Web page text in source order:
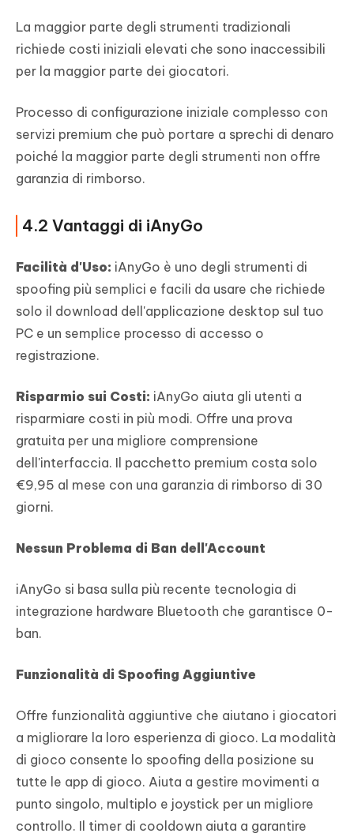
La maggior parte degli strumenti tradizionali
richiede costi iniziali elevati che sono inaccessibili
per la maggior parte dei giocatori.
Processo di configurazione iniziale complesso con
servizi premium che può portare a sprechi di denaro
poiché la maggior parte degli strumenti non offre
garanzia di rimborso.
4.2 Vantaggi di iAnyGo
Facilità d'Uso: iAnyGo è uno degli strumenti di
spoofing più semplici e facili da usare che richiede
solo il download dell'applicazione desktop sul tuo
PC e un semplice processo di accesso o
registrazione.
Risparmio sui Costi: iAnyGo aiuta gli utenti a
risparmiare costi in più modi. Offre una prova
gratuita per una migliore comprensione
dell'interfaccia. Il pacchetto premium costa solo
€9,95 al mese con una garanzia di rimborso di 30
giorni.
Nessun Problema di Ban dell'Account
iAnyGo si basa sulla più recente tecnologia di
integrazione hardware Bluetooth che garantisce 0-
ban.
Funzionalità di Spoofing Aggiuntive
Offre funzionalità aggiuntive che aiutano i giocatori
a migliorare la loro esperienza di gioco. La modalità
di gioco consente lo spoofing della posizione su
tutte le app di gioco. Aiuta a gestire movimenti a
punto singolo, multiplo e joystick per un migliore
controllo. Il timer di cooldown aiuta a garantire